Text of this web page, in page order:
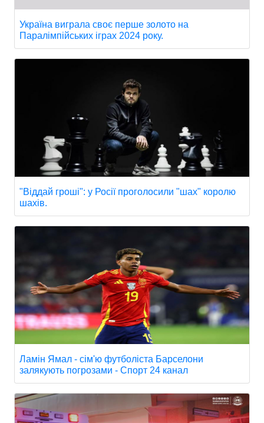
Україна виграла своє перше золото на
Паралімпійських іграх 2024 року.
"Віддай гроші": у Росії проголосили "шах" королю
шахів.
Ламін Ямал - сім'ю футболіста Барселони
залякують погрозами - Спорт 24 канал